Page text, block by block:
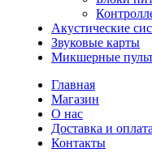
Акустические
Звуковые карты
Микшерные
Главная
Магазин
О нас
Доставка и оплата
Контакты